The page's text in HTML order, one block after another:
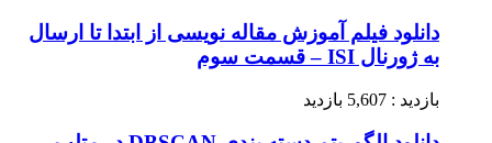
دانلود فیلم آموزش مقاله نویسی از ابتدا تا ارسال
به ژورنال ISI – قسمت سوم
بازدید : 5,607 بازدید